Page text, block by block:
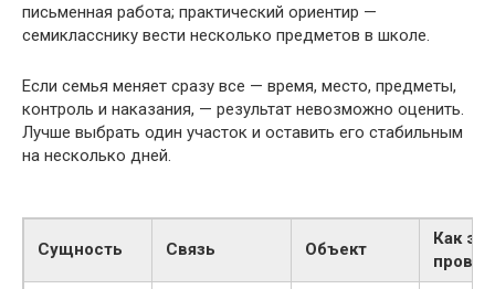
письменная работа; практический ориентир —
семикласснику вести несколько предметов в школе.
Если семья меняет сразу все — время, место, предметы,
контроль и наказания, — результат невозможно оценить.
Лучше выбрать один участок и оставить его стабильным
на несколько дней.
Сущность Связь Объект
Как это